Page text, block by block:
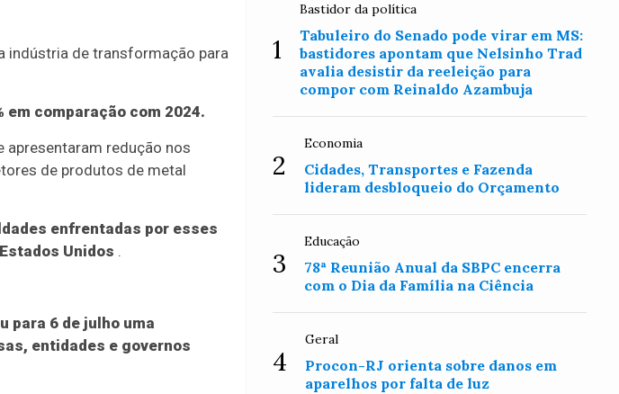
indústria de transformação para
em comparação com 2024.
redução nos
de produtos de metal
enfrentadas por esses
Unidos .
para 6 de julho uma
entidades e governos
1
Bastidor da política
Tabuleiro do Senado pode virar em MS:
bastidores apontam que Nelsinho Trad
avalia desistir da reeleição para
compor com Reinaldo Azambuja
2
Economia
Cidades, Transportes e Fazenda
lideram desbloqueio do Orçamento
3
Educação
78ª Reunião Anual da SBPC encerra
com o Dia da Família na Ciência
4
Geral
Procon-RJ orienta sobre danos em
aparelhos por falta de luz